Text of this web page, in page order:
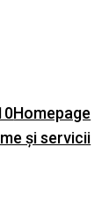
Homepage
și servicii